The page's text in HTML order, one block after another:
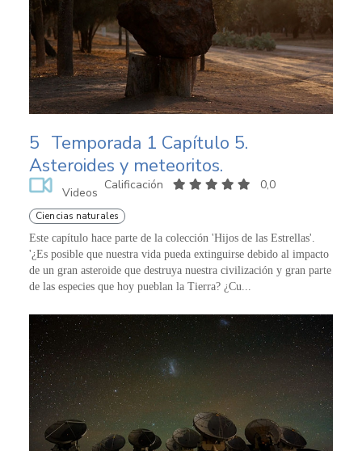
5 Temporada 1 Capítulo 5.
Asteroides y meteoritos.
Videos
Calificación 0,0
Ciencias naturales
Este capítulo hace parte de la colección 'Hijos de las Estrellas'.
'¿Es posible que nuestra vida pueda extinguirse debido al impacto
de un gran asteroide que destruya nuestra civilización y gran parte
de las especies que hoy pueblan la Tierra? ¿Cu...